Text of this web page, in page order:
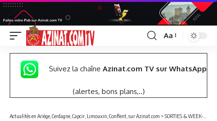
Font
Resizer
Aa
Suivez la chaîne Azinat.com TV sur WhatsApp
(alertes, bons plans,..)
Actualités en Ariège, Cerdagne, Capcir, Limouxin, Conflent, sur Azinat.com > SORTIES & WEEK-END